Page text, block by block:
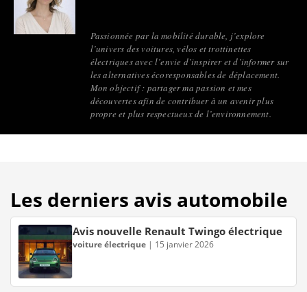
Passionnée par la mobilité durable, j’explore
l’univers des voitures, vélos et trottinettes
électriques avec l’envie d’inspirer et d’informer sur
les alternatives écoresponsables de déplacement.
Mon objectif : partager ma passion et mes
découvertes afin de contribuer à un avenir plus
propre et plus respectueux de l’environnement.
Les derniers avis automobile
Avis nouvelle Renault Twingo électrique
voiture électrique | 15 janvier 2026